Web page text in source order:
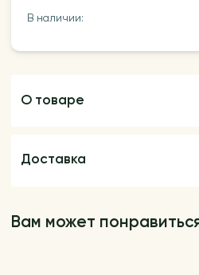
В наличии:
О товаре
Доставка
Вам может